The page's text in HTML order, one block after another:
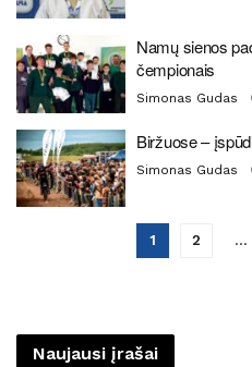
Namų sienos
čempionais
Simonas Gudas
Biržuose –
Simonas Gudas
1 2 …
Naujausi įrašai